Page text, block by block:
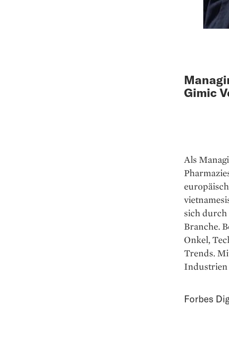
Gimic
Als
sich
Branche.
Onkel,
Trends.
Industrien
Forbes